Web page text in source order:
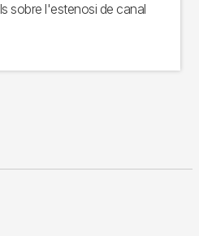
sobre l'estenosi de canal